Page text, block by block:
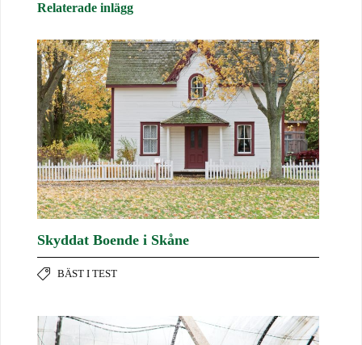
Relaterade inlägg
Skyddat Boende i Skåne
BÄST I TEST